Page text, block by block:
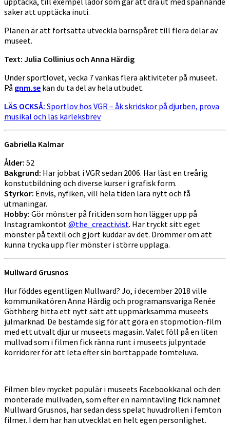
saker att upptäcka inuti.
Planen är att fortsätta utveckla barnspåret till flera delar av
museet.
Text: Julia Collinius och Anna Härdig
Under sportlovet, vecka 7 vankas flera aktiviteter på museet.
På gnm.se kan du ta del av hela utbudet.
LÄS OCKSÅ: Sportlov hos VGR – åk skridskor på djurben, prova
musikal och läs kärleksbrev
Gabriella Kalmar
Ålder: 52
Bakgrund: Har jobbat i VGR sedan 2006. Har läst en treårig
konstutbildning och diverse kurser i grafisk form.
Styrkor: Envis, nyfiken, vill hela tiden lära nytt och få
utmaningar.
Hobby: Gör mönster på fritiden som hon lägger upp på
Instagramkontot@the_creactivist. Har tryckt sitt eget
mönster på textil och gjort kuddar av det. Drömmer om att
kunna trycka upp fler mönster i större upplaga.
Mullward Grusnos
Hur föddes egentligen Mullward? Jo, i december 2018 ville
kommunikatören Anna Härdig och programansvariga Renée
Göthberg hitta ett nytt sätt att uppmärksamma museets
julmarknad. De bestämde sig för att göra en stopmotion-film
med ett utvalt djur ur museets magasin. Valet föll på en liten
mullvad som i filmen fick ränna runt i museets julpyntade
korridorer för att leta efter sin borttappade tomteluva.
Filmen blev mycket populär i museets Facebookkanal och den
monterade mullvaden, som efter en namntävling fick namnet
Mullward Grusnos, har sedan dess spelat huvudrollen i femton
filmer. I dem har han utvecklat en helt egen personlighet.